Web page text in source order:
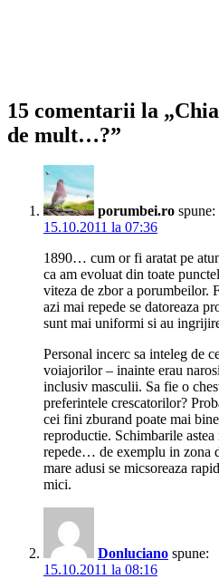
15 comentarii la
de mult…?”
porumbei.ro spune:
15.10.2011 la 07:36
1890… cum or fi aratat pe
ca am evoluat din toate
viteza de zbor a porumbeilor.
azi mai repede se datoreaza
sunt mai uniformi si au
Personal incerc sa inteleg de
voiajorilor – inainte erau
inclusiv masculii. Sa fie o
preferintele crescatorilor?
cei fini zburand poate mai
reproductie. Schimbarile
repede… de exemplu in zona
mare adusi se micsoreaza
mici.
Donluciano spune:
15.10.2011 la 08:16